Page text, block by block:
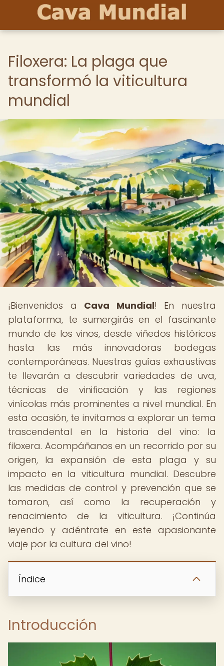
Filoxera: La plaga que
transformó la viticultura
mundial
¡Bienvenidos a Cava Mundial! En nuestra
plataforma, te sumergirás en el fascinante
mundo de los vinos, desde viñedos históricos
hasta las más innovadoras bodegas
contemporáneas. Nuestras guías exhaustivas
te llevarán a descubrir variedades de uva,
técnicas de vinificación y las regiones
vinícolas más prominentes a nivel mundial. En
esta ocasión, te invitamos a explorar un tema
trascendental en la historia del vino: la
filoxera. Acompáñanos en un recorrido por su
origen, la expansión de esta plaga y su
impacto en la viticultura mundial. Descubre
las medidas de control y prevención que se
tomaron, así como la recuperación y
renacimiento de la viticultura. ¡Continúa
leyendo y adéntrate en este apasionante
viaje por la cultura del vino!
Índice
Introducción